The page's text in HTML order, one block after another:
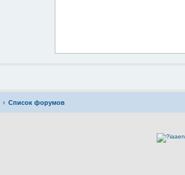
Список форумов